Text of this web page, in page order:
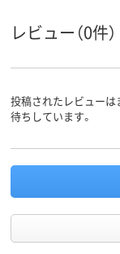
レビュー（0件）
投稿されたレビュー
待ちしています。